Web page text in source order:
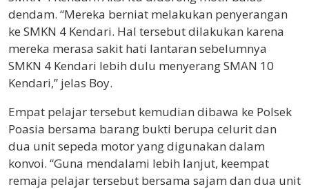
dendam. “Mereka berniat melakukan penyerangan
ke SMKN 4 Kendari. Hal tersebut dilakukan karena
mereka merasa sakit hati lantaran sebelumnya
SMKN 4 Kendari lebih dulu menyerang SMAN 10
Kendari,” jelas Boy.
Empat pelajar tersebut kemudian dibawa ke Polsek
Poasia bersama barang bukti berupa celurit dan
dua unit sepeda motor yang digunakan dalam
konvoi. “Guna mendalami lebih lanjut, keempat
remaja pelajar tersebut bersama sajam dan dua unit